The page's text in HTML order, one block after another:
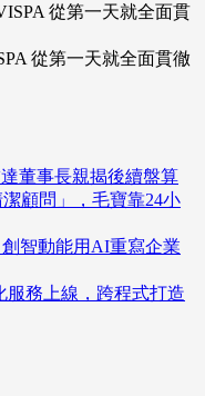
從第一天就全面貫徹
董事長親揭後續盤算
顧問」，毛寶靠24小
智動能用AI重寫企業
服務上線，跨程式打造